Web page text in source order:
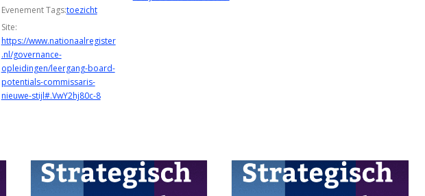
Evenement Tags:toezicht
Site:
https://www.nationaalregister
.nl/governance-
opleidingen/leergang-board-
potentials-commissaris-
nieuwe-stijl#.VwY2hj80c-8